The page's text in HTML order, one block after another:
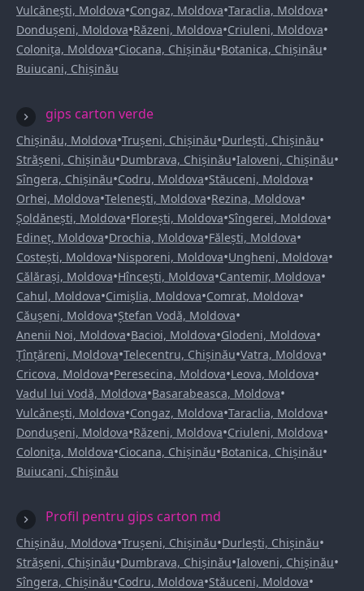
Vulcănești, Moldova•Congaz, Moldova•Taraclia, Moldova•
Dondușeni, Moldova•Răzeni, Moldova•Criuleni, Moldova•
Colonița, Moldova•Ciocana, Chișinău•Botanica, Chișinău•
Buiucani, Chișinău
gips carton verde
Chișinău, Moldova•Trușeni, Chișinău•Durlești, Chișinău•
Strășeni, Chișinău•Dumbrava, Chișinău•Ialoveni, Chișinău•
Sîngera, Chișinău•Codru, Moldova•Stăuceni, Moldova•
Orhei, Moldova•Telenești, Moldova•Rezina, Moldova•
Șoldănești, Moldova•Florești, Moldova•Sîngerei, Moldova•
Edineț, Moldova•Drochia, Moldova•Fălești, Moldova•
Costești, Moldova•Nisporeni, Moldova•Ungheni, Moldova•
Călărași, Moldova•Hîncești, Moldova•Cantemir, Moldova•
Cahul, Moldova•Cimișlia, Moldova•Comrat, Moldova•
Căușeni, Moldova•Ștefan Vodă, Moldova•
Anenii Noi, Moldova•Bacioi, Moldova•Glodeni, Moldova•
Țînțăreni, Moldova•Telecentru, Chișinău•Vatra, Moldova•
Cricova, Moldova•Peresecina, Moldova•Leova, Moldova•
Vadul lui Vodă, Moldova•Basarabeasca, Moldova•
Vulcănești, Moldova•Congaz, Moldova•Taraclia, Moldova•
Dondușeni, Moldova•Răzeni, Moldova•Criuleni, Moldova•
Colonița, Moldova•Ciocana, Chișinău•Botanica, Chișinău•
Buiucani, Chișinău
Profil pentru gips carton md
Chișinău, Moldova•Trușeni, Chișinău•Durlești, Chișinău•
Strășeni, Chișinău•Dumbrava, Chișinău•Ialoveni, Chișinău•
Sîngera, Chișinău•Codru, Moldova•Stăuceni, Moldova•